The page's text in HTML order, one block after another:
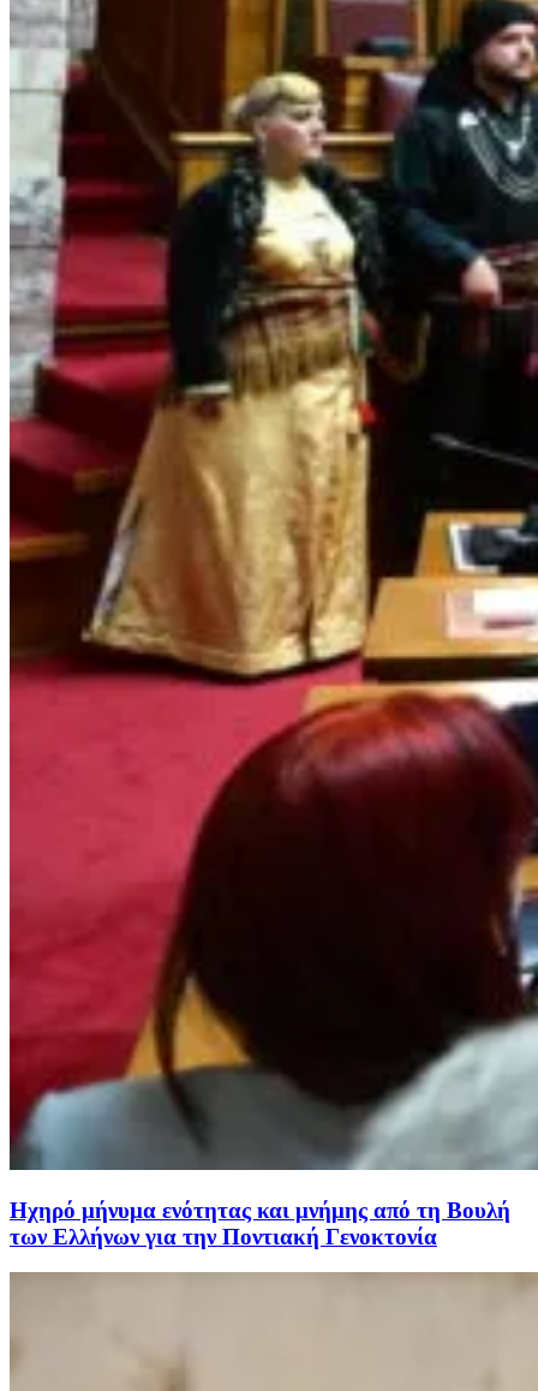
Ηχηρό μήνυμα ενότητας και μνήμης από τη Βουλή
των Ελλήνων για την Ποντιακή Γενοκτονία